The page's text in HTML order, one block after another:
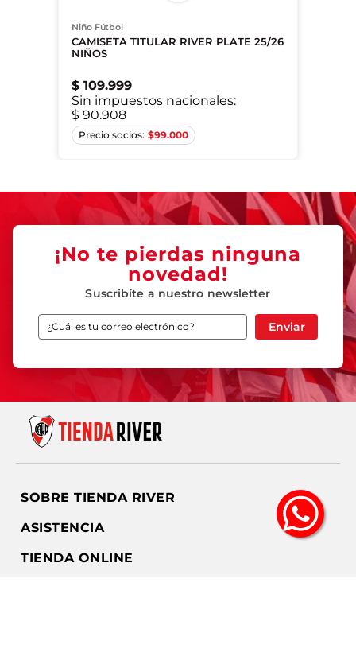
Niño Fútbol
CAMISETA TITULAR RIVER PLATE 25/26
NIÑOS
$ 109.999
Sin impuestos nacionales:
$ 90.908
$99.000
¡No te pierdas ninguna
novedad!
Suscribíte a nuestro newsletter
Enviar
SOBRE TIENDA RIVER
ASISTENCIA
TIENDA ONLINE